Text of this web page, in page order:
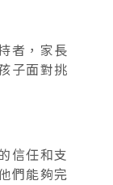
者，家長
子面對挑
信任和支
們能夠完